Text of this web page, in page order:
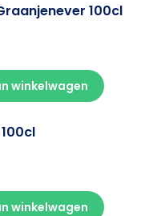
100cl
winkelwagen
winkelwagen